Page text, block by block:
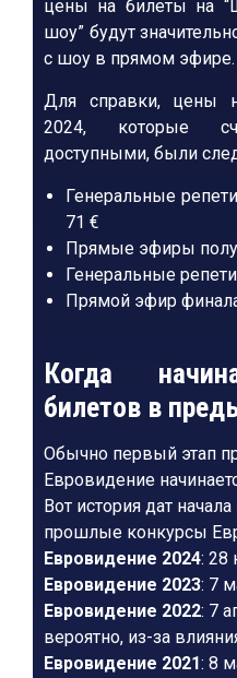
цены на билеты на
шоу” будут
с шоу в прямом эфире.
Для справки, цены
2024, которые
доступными, были
Генеральные
71 €
Прямые эфиры
Генеральные
Прямой эфир
Когда
билетов в
Обычно первый этап
Евровидение
Вот история дат
прошлые конкурсы
Евровидение 2024: 28
Евровидение 2023: 7
Евровидение 2022: 7
вероятно, из-за
Евровидение 2021: 8